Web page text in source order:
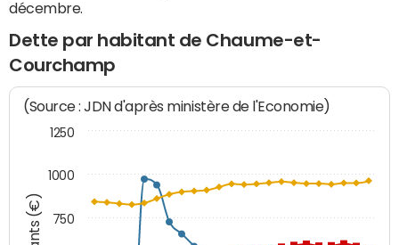
décembre.
Dette par habitant de Chaume-et-
Courchamp
(Source : JDN d'après ministère de l'Economie)
750
1000
1250